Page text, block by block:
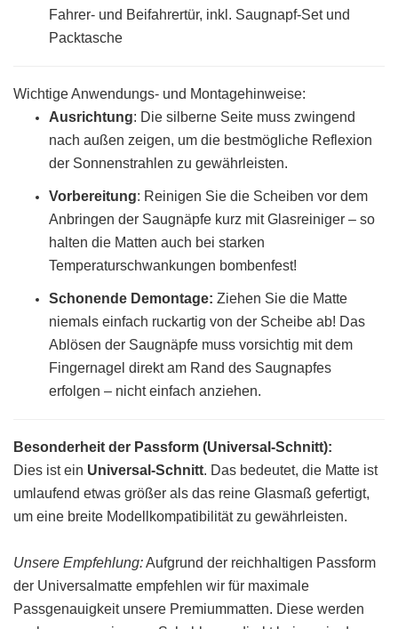
Fahrer- und Beifahrertür, inkl. Saugnapf-Set und
Packtasche
Wichtige Anwendungs- und Montagehinweise:
Ausrichtung: Die silberne Seite muss zwingend
nach außen zeigen, um die bestmögliche Reflexion
der Sonnenstrahlen zu gewährleisten.
Vorbereitung: Reinigen Sie die Scheiben vor dem
Anbringen der Saugnäpfe kurz mit Glasreiniger – so
halten die Matten auch bei starken
Temperaturschwankungen bombenfest!
Schonende Demontage: Ziehen Sie die Matte
niemals einfach ruckartig von der Scheibe ab! Das
Ablösen der Saugnäpfe muss vorsichtig mit dem
Fingernagel direkt am Rand des Saugnapfes
erfolgen – nicht einfach anziehen.
Besonderheit der Passform (Universal-Schnitt):
Dies ist ein Universal-Schnitt. Das bedeutet, die Matte ist
umlaufend etwas größer als das reine Glasmaß gefertigt,
um eine breite Modellkompatibilität zu gewährleisten.
Unsere Empfehlung:Aufgrund der reichhaltigen Passform
der Universalmatte empfehlen wir für maximale
Passgenauigkeit unsere Premiummatten. Diese werden